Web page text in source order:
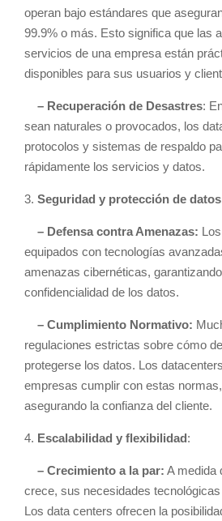
operan bajo estándares que
99.9% o más. Esto significa que las
servicios de una empresa están
disponibles para sus usuarios y
– Recuperación de Desastres:
sean naturales o provocados, los
protocolos y sistemas de respaldo
rápidamente los servicios y datos.
3. Seguridad y protección de datos
– Defensa contra Amenazas:
equipados con tecnologías
amenazas cibernéticas,
confidencialidad de los datos.
– Cumplimiento Normativo:
regulaciones estrictas sobre cómo
protegerse los datos. Los
empresas cumplir con estas
asegurando la confianza del cliente.
4. Escalabilidad y flexibilidad:
– Crecimiento a la par: A medida
crece, sus necesidades
Los data centers ofrecen la